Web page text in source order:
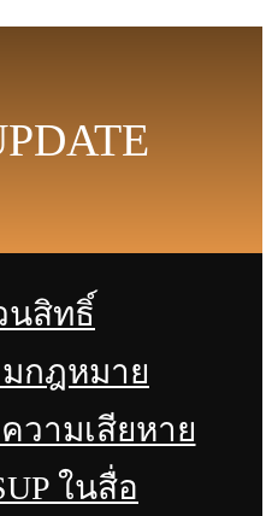
นสิทธิ์
กฎหมาย
วามเสียหาย
ในสื่อ